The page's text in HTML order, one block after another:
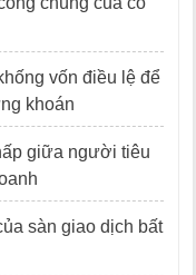
vốn điều lệ để
khoán
giữa người tiêu
sàn giao dịch bất